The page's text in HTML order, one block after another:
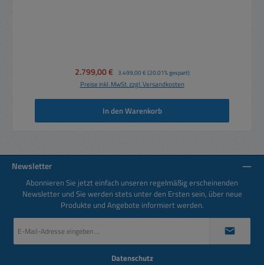
Verkaufspreis:
2.799,00 € Regulärer Preis:
3.499,00 € (20.01% gespart)
Preise inkl. MwSt. zzgl. Versandkosten
In den Warenkorb
Newsletter
Abonnieren Sie jetzt einfach unseren regelmäßig erscheinenden
Newsletter und Sie werden stets unter den Ersten sein, über neue
Produkte und Angebote informiert werden.
Mail-
Datenschutz